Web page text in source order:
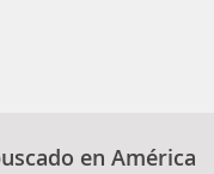
en América